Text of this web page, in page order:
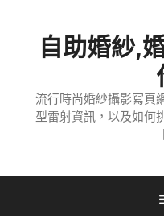
自助婚紗,
流行時尚婚紗攝影寫真
型雷射資訊，以及如何